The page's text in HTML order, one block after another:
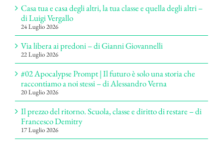
Casa tua e casa degli altri, la tua classe e quella degli altri –
di Luigi Vergallo
24 Luglio 2026
Via libera ai predoni – di Gianni Giovannelli
22 Luglio 2026
#02 Apocalypse Prompt | Il futuro è solo una storia che
raccontiamo a noi stessi – di Alessandro Verna
20 Luglio 2026
Il prezzo del ritorno. Scuola, classe e diritto di restare – di
Francesco Demitry
17 Luglio 2026